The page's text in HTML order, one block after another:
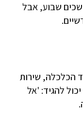
שבוע, אבל
הכלכלה, שירות
להגיד: 'אל